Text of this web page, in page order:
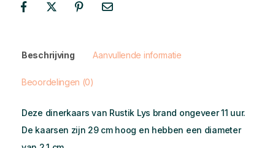
Beschrijving Aanvullende informatie
Beoordelingen (0)
Deze dinerkaars van Rustik Lys brand ongeveer 11 uur.
De kaarsen zijn 29 cm hoog en hebben een diameter